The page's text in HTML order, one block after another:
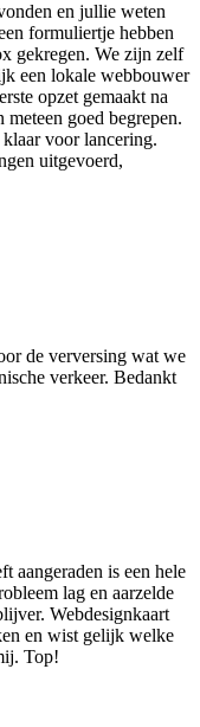
en jullie weten
formuliertje hebben
gekregen. We zijn zelf
een lokale webbouwer
opzet gemaakt na
goed begrepen.
voor lancering.
uitgevoerd,
de verversing wat we
verkeer. Bedankt
aangeraden is een hele
lag en aarzelde
Webdesignkaart
en wist gelijk welke
Top!